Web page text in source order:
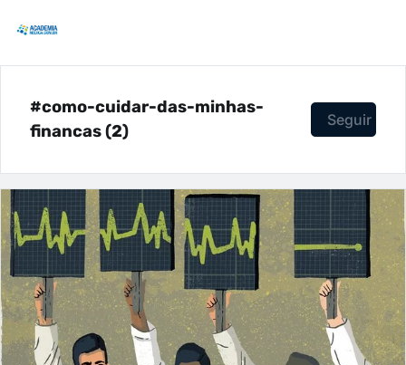
#como-cuidar-das-minhas-
financas (2)
Seguir